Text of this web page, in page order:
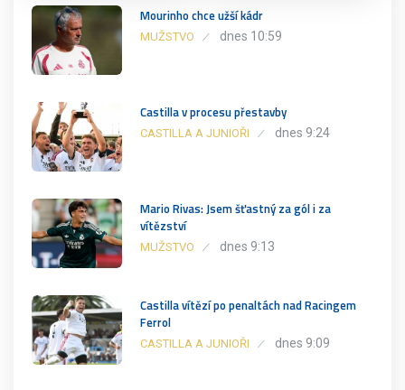
Mourinho chce užší kádr
MUŽSTVO dnes 10:59
Castilla v procesu přestavby
CASTILLA A JUNIOŘI dnes 9:24
Mario Rivas: Jsem šťastný za gól i za
vítězství
MUŽSTVO dnes 9:13
Castilla vítězí po penaltách nad Racingem
Ferrol
CASTILLA A JUNIOŘI dnes 9:09